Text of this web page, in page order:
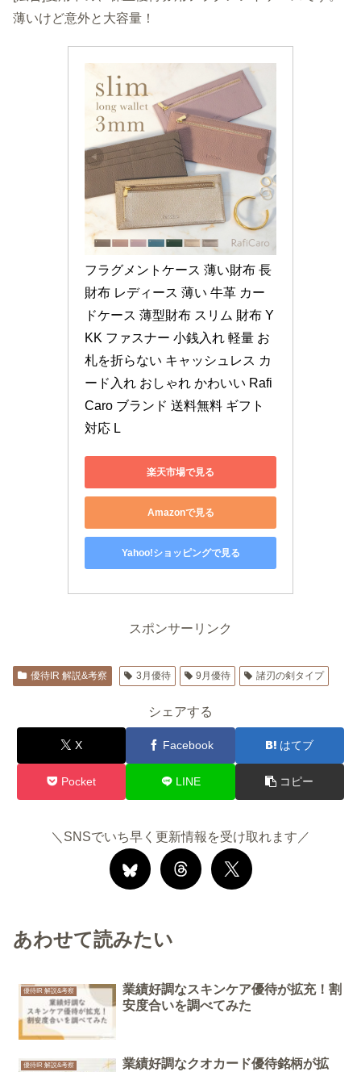
薄いけど意外と大容量！
フラグメントケース 薄い財布 長
財布 レディース 薄い 牛革 カー
ドケース 薄型財布 スリム 財布 Y
KK ファスナー 小銭入れ 軽量 お
札を折らない キャッシュレス カ
ード入れ おしゃれ かわいい Rafi
Caro ブランド 送料無料 ギフト
対応 L
楽天市場で見る
Amazonで見る
Yahoo!ショッピングで見る
スポンサーリンク
優待IR 解説&考察 3月優待 9月優待 諸刃の剣タイプ
シェアする
X Facebook はてブ
Pocket LINE コピー
＼SNSでいち早く更新情報を受け取れます／
あわせて読みたい
優待IR 解説&考察
業績好調なスキンケア優待が拡充！割
安度合いを調べてみた
優待IR 解説&考察
業績好調なクオカード優待銘柄が拡